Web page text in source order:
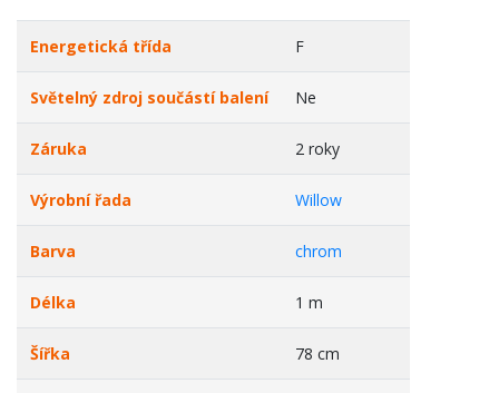
Energetická třída F
Světelný zdroj součástí balení Ne
Záruka 2 roky
Výrobní řada Willow
Barva chrom
Délka 1 m
Šířka 78 cm